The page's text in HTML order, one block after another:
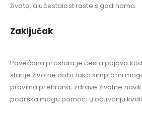
života, a učestalost raste s godinama.
Zaključak
Povećana prostata je česta pojava
starije životne dobi. Iako simptomi
pravilna prehrana, zdrave životne
podrška mogu pomoći u očuvanju